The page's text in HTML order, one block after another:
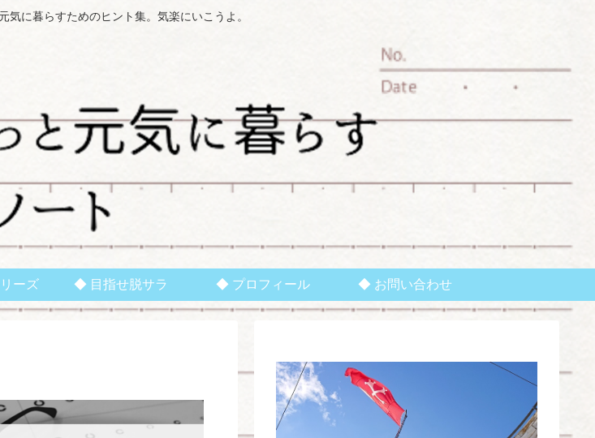
気に暮らすためのヒント集。気楽にいこうよ。
ーズ ◆ 目指せ脱サラ ◆ プロフィール ◆ お問い合わせ